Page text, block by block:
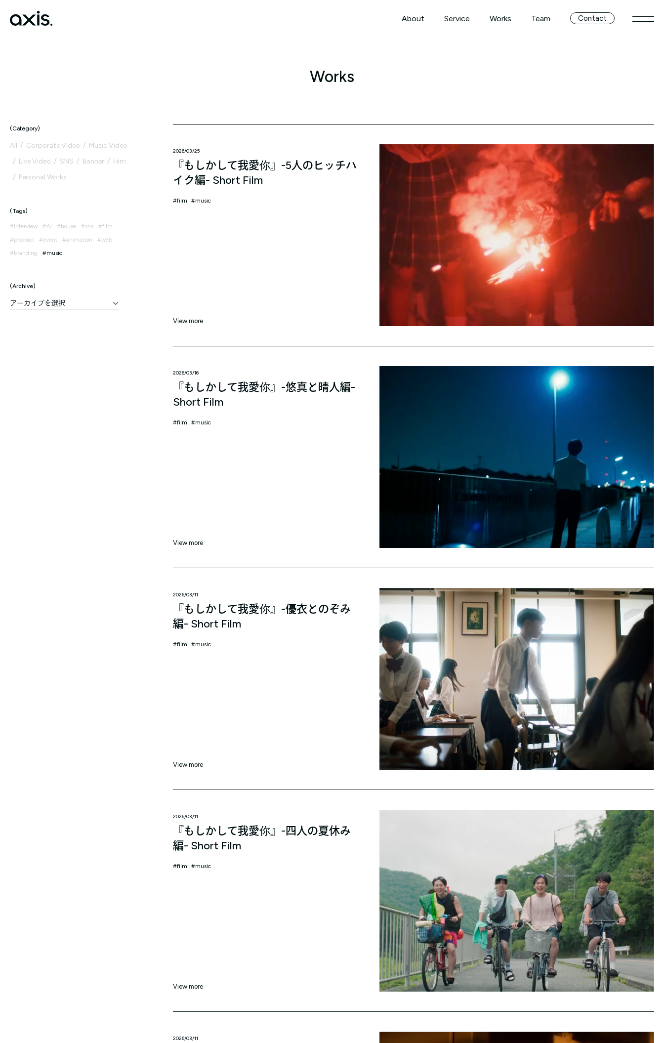
About
Service
Works
Team
Contact
メニ
Works
2026/03/25
『もしかして我愛你』-5人のヒッチハ
イク編- Short Film
film music
View more
2026/03/16
『もしかして我愛你』-悠真と晴人編-
Short Film
film music
View more
2026/03/11
『もしかして我愛你』-優衣とのぞみ
編- Short Film
film music
View more
2026/03/11
『もしかして我愛你』-四人の夏休み
編- Short Film
film music
View more
2026/03/11
Category
All Corporate Video
Music Video
Live Video
SNS Banner
Film
Personal Works
Tags
interview AI house sns
film
product
event animation
web
branding
music
Archive